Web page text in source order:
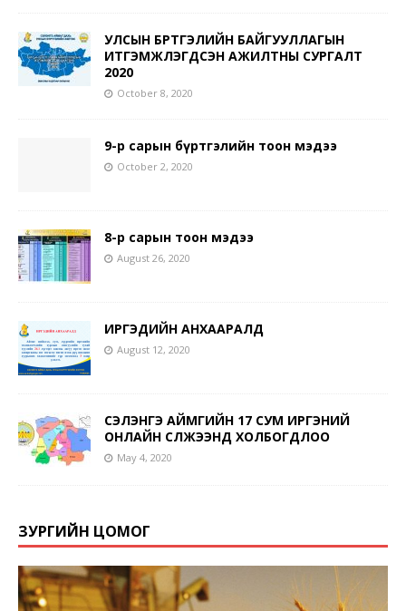
УЛСЫН БҮРТГЭЛИЙН БАЙГУУЛЛАГЫН
ИТГЭМЖЛЭГДСЭН АЖИЛТНЫ СУРГАЛТ
2020
October 8, 2020
9-р сарын бүртгэлийн тоон мэдээ
October 2, 2020
8-р сарын тоон мэдээ
August 26, 2020
ИРГЭДИЙН АНХААРАЛД
August 12, 2020
СЭЛЭНГЭ АЙМГИЙН 17 СУМ ИРГЭНИЙ
ОНЛАЙН СҮЛЖЭЭНД ХОЛБОГДЛОО
May 4, 2020
ЗУРГИЙН ЦОМОГ